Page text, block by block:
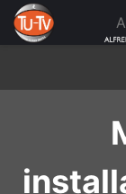
content